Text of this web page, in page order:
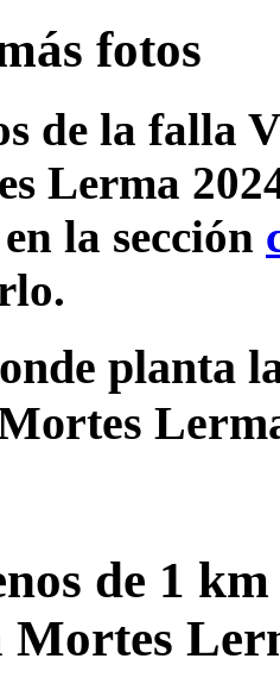
fotos
de la falla
Lerma
la sección
planta
de 1
Mortes